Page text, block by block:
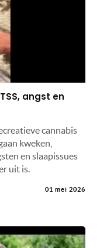
angst en
cannabis
kweken,
en slaapissues
uit is.
01 mei 2026